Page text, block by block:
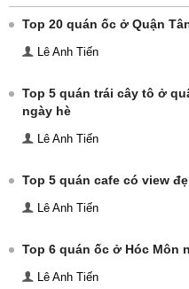
Top 20 quán ốc ở Quận
Lê Anh Tiến
Top 5 quán trái cây tô ở
ngày hè
Lê Anh Tiến
Top 5 quán cafe có view
Lê Anh Tiến
Top 6 quán ốc ở Hóc Môn
Lê Anh Tiến